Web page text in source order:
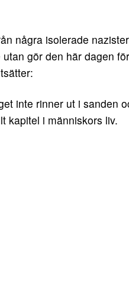
några isolerade
gör den här dagen
inte rinner ut i sanden
kapitel i människors liv.